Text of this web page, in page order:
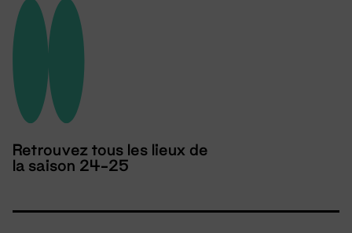
Retrouvez tous les lieux de
la saison 24-25